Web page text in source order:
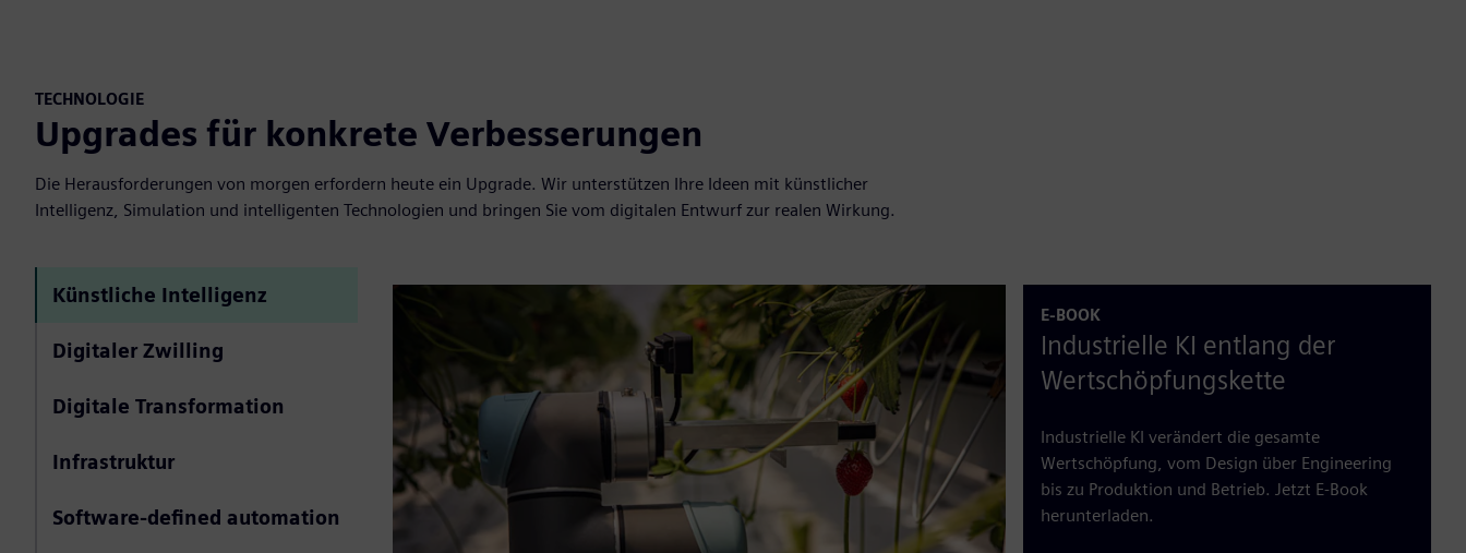
TECHNOLOGIE
Upgrades für konkrete Verbesserungen
Die Herausforderungen von morgen erfordern heute ein Upgrade. Wir unterstützen Ihre Ideen mit künstlicher
Intelligenz, Simulation und intelligenten Technologien und bringen Sie vom digitalen Entwurf zur realen Wirkung.
Künstliche Intelligenz
Digitaler Zwilling
Digitale Transformation
Infrastruktur
Software-defined automation
E-BOOK
Industrielle KI entlang der
Wertschöpfungskette
Industrielle KI verändert die gesamte
Wertschöpfung, vom Design über Engineering
bis zu Produktion und Betrieb. Jetzt E‑Book
herunterladen.